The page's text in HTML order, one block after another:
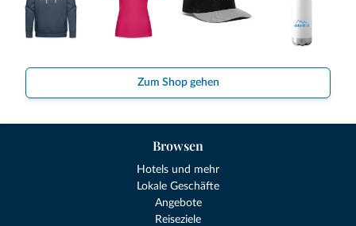
Zum Shop gehen
Browsen
Hotels und mehr
Lokale Geschäfte
Angebote
Reiseziele